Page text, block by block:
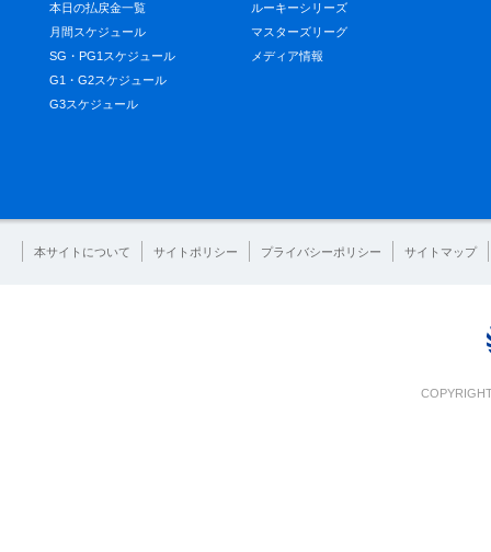
本日の払戻金一覧
月間スケジュール
SG・PG1スケジュール
G1・G2スケジュール
G3スケジュール
ルーキーシリーズ
マスターズリーグ
メディア情報
本サイトについて サイトポリシー プライバシーポリシー サイトマップ